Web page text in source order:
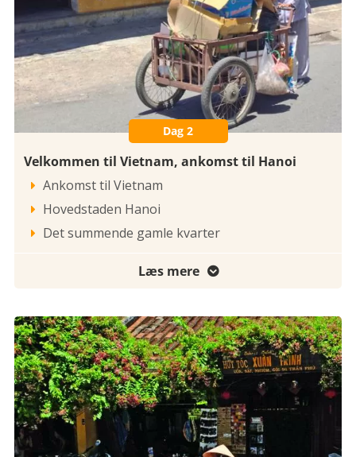
Dag 2
Velkommen til Vietnam, ankomst til Hanoi
 Ankomst til Vietnam
 Hovedstaden Hanoi
 Det summende gamle kvarter
Læs mere 